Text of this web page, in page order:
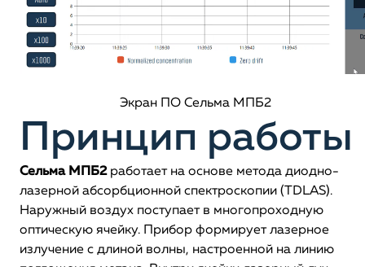
Экран ПО Сельма МПБ2
Принцип работы
Сельма МПБ2работает на основе метода диодно-
лазерной абсорбционной спектроскопии (TDLAS).
Наружный воздух поступает в многопроходную
оптическую ячейку. Прибор формирует лазерное
излучение с длиной волны, настроенной на линию